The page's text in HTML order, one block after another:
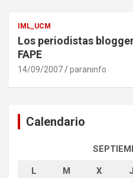
IML_UCM
Los periodistas
FAPE
14/09/2007 paraninfo
Calendario
L M X J